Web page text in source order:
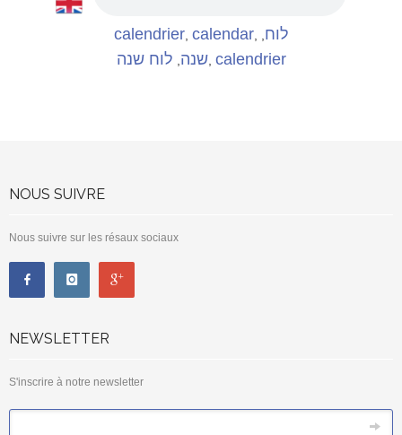
calendrier, calendar, לוח
שנה לוח שנה , calendrier
NOUS SUIVRE
Nous suivre sur les résaux sociaux
NEWSLETTER
S'inscrire à notre newsletter